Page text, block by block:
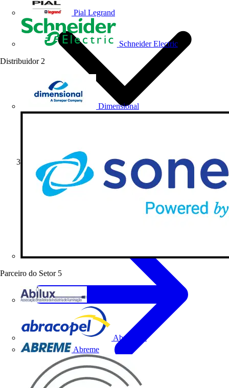
Pial Legrand
Schneider Electric
Distribuidor 2
Dimensional
Parceiro do Setor 5
Abracopel
Abreme
Artigos de produto